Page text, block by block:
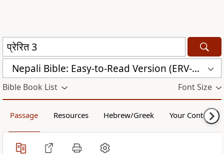
Nepali Bible: Easy-to-Read Version (ERV-NE)
Bible Book List Font Size
Passage Resources Hebrew/Greek Your Content